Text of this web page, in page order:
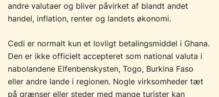
andre valutaer og bliver påvirket af blandt andet
handel, inflation, renter og landets økonomi.
Cedi er normalt kun et lovligt betalingsmiddel i Ghana.
Den er ikke officielt accepteret som national valuta i
nabolandene Elfenbenskysten, Togo, Burkina Faso
eller andre lande i regionen. Nogle virksomheder tæt
på grænser eller steder med mange turister kan